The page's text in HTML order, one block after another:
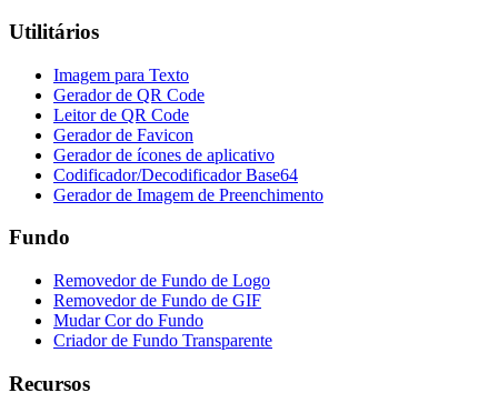
Utilitários
Imagem para Texto
Gerador de QR Code
Leitor de QR Code
Gerador de Favicon
Gerador de ícones de aplicativo
Codificador/Decodificador Base64
Gerador de Imagem de Preenchimento
Fundo
Removedor de Fundo de Logo
Removedor de Fundo de GIF
Mudar Cor do Fundo
Criador de Fundo Transparente
Recursos